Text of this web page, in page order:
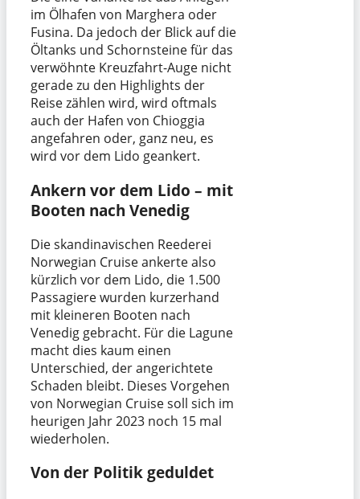
im Ölhafen von Marghera oder
Fusina. Da jedoch der Blick auf die
Öltanks und Schornsteine für das
verwöhnte Kreuzfahrt-Auge nicht
gerade zu den Highlights der
Reise zählen wird, wird oftmals
auch der Hafen von Chioggia
angefahren oder, ganz neu, es
wird vor dem Lido geankert.
Ankern vor dem Lido – mit
Booten nach Venedig
Die skandinavischen Reederei
Norwegian Cruise ankerte also
kürzlich vor dem Lido, die 1.500
Passagiere wurden kurzerhand
mit kleineren Booten nach
Venedig gebracht. Für die Lagune
macht dies kaum einen
Unterschied, der angerichtete
Schaden bleibt. Dieses Vorgehen
von Norwegian Cruise soll sich im
heurigen Jahr 2023 noch 15 mal
wiederholen.
Von der Politik geduldet